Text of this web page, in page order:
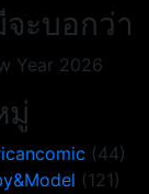
ะบอกว่า
Year 2026
มู่
(44)
(121)